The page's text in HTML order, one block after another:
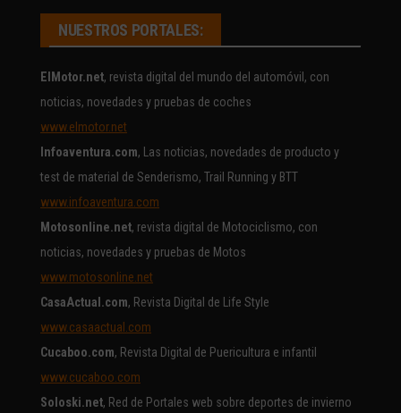
NUESTROS PORTALES:
ElMotor.net, revista digital del mundo del automóvil, con
noticias, novedades y pruebas de coches
www.elmotor.net
Infoaventura.com, Las noticias, novedades de producto y
test de material de Senderismo, Trail Running y BTT
www.infoaventura.com
Motosonline.net, revista digital de Motociclismo, con
noticias, novedades y pruebas de Motos
www.motosonline.net
CasaActual.com, Revista Digital de Life Style
www.casaactual.com
Cucaboo.com, Revista Digital de Puericultura e infantil
www.cucaboo.com
Soloski.net, Red de Portales web sobre deportes de invierno